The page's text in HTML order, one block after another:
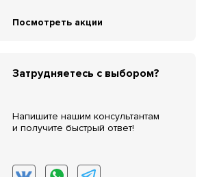
Посмотреть акции
Затрудняетесь с выбором?
Напишите нашим консультантам
и получите быстрый ответ!